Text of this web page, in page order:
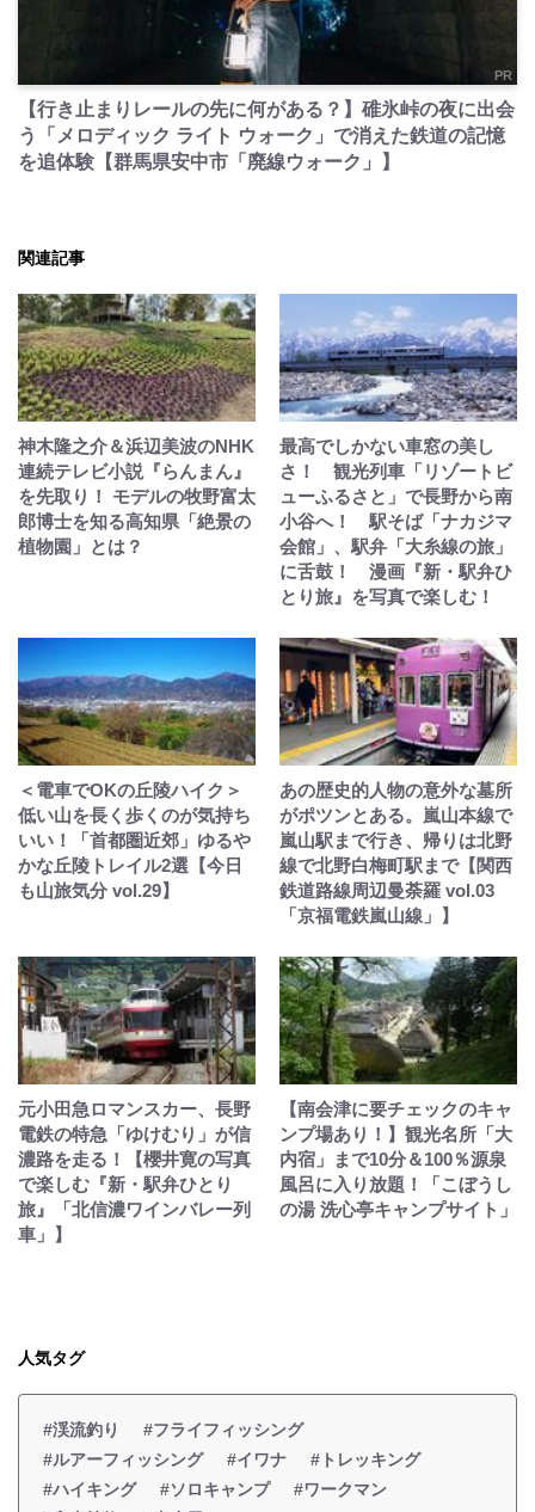
PR
【行き止まりレールの先に何がある？】碓氷峠の夜に出会
う「メロディック ライト ウォーク」で消えた鉄道の記憶
を追体験【群馬県安中市「廃線ウォーク」】
関連記事
神木隆之介＆浜辺美波のNHK
連続テレビ小説『らんまん』
を先取り！ モデルの牧野富太
郎博士を知る高知県「絶景の
植物園」とは？
最高でしかない車窓の美し
さ！ 観光列車「リゾートビ
ューふるさと」で長野から南
小谷へ！ 駅そば「ナカジマ
会館」、駅弁「大糸線の旅」
に舌鼓！ 漫画『新・駅弁ひ
とり旅』を写真で楽しむ！
＜電車でOKの丘陵ハイク＞
低い山を長く歩くのが気持ち
いい！「首都圏近郊」ゆるや
かな丘陵トレイル2選【今日
も山旅気分 vol.29】
あの歴史的人物の意外な墓所
がポツンとある。嵐山本線で
嵐山駅まで行き、帰りは北野
線で北野白梅町駅まで【関西
鉄道路線周辺曼荼羅 vol.03
「京福電鉄嵐山線」】
元小田急ロマンスカー、長野
電鉄の特急「ゆけむり」が信
濃路を走る！【櫻井寛の写真
で楽しむ『新・駅弁ひとり
旅』「北信濃ワインバレー列
車」】
【南会津に要チェックのキャ
ンプ場あり！】観光名所「大
内宿」まで10分＆100％源泉
風呂に入り放題！「こぼうし
の湯 洗心亭キャンプサイト」
人気タグ
#渓流釣り
#フライフィッシング
#ルアーフィッシング
#イワナ
#トレッキング
#ハイキング
#ソロキャンプ
#ワークマン